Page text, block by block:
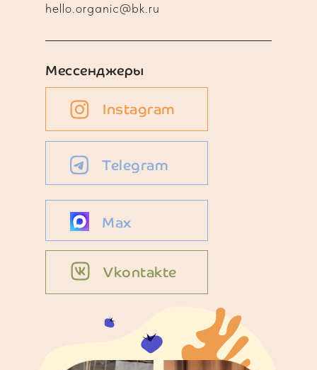
hello.organic@bk.ru
Instagram
Telegram
Max
Vkontakte
Мессенджеры